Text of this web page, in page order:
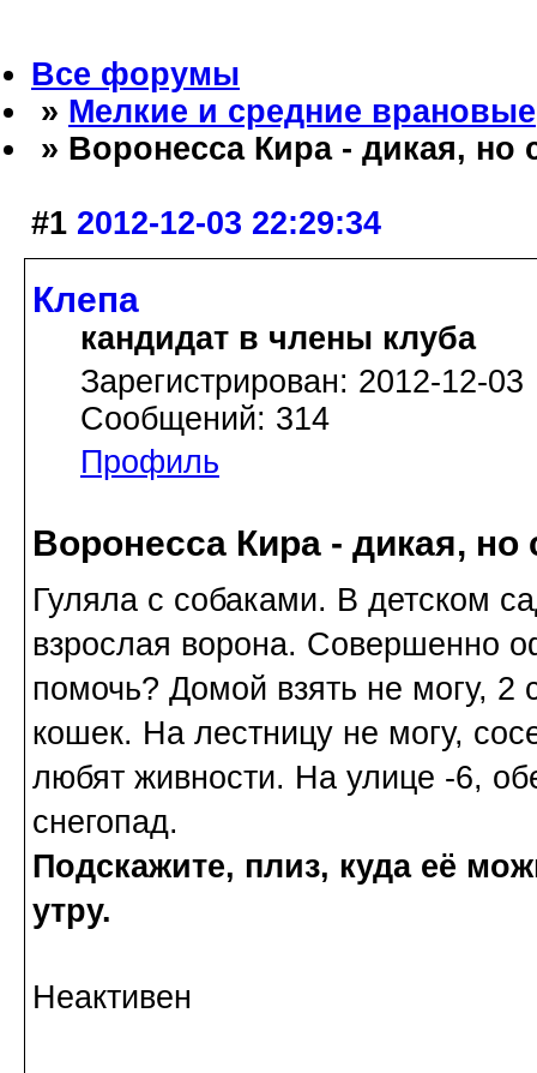
Все форумы
» Мелкие и средние врановые
» Воронесса Кира - дикая, но
#1 2012-12-03 22:29:34
Клепа
кандидат в члены клуба
Зарегистрирован: 2012-12-03
Сообщений: 314
Профиль
Воронесса Кира - дикая, но
Гуляла с собаками. В детском
взрослая ворона. Совершенно
помочь? Домой взять не могу, 2
кошек. На лестницу не могу,
любят живности. На улице -6,
снегопад.
Подскажите, плиз, куда её
утру.
Неактивен